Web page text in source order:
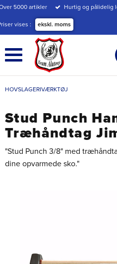
Menu
5000 artikler Hurtig og pålidelig
vises ekskl. moms
HOVSLAGERIVÆRKTØJ
Stud Punch
Træhåndtag
"Stud Punch 3/8" med
dine opvarmede sko."